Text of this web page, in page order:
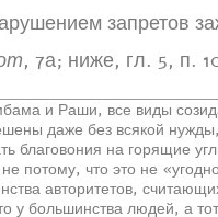
запретов
, 7а; ниже, гл. 5, п.
и Раши, все виды
даже без всякой
благовония на горящие
потому, что это не
авторитетов,
у большинства людей, а